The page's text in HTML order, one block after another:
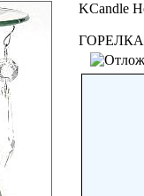
KCandle